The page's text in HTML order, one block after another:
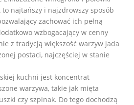
to najtańszy i najzdrowszy sposób
zachować ich pełną
wzbogacający w cenny
z tradycją większość warzyw jada
postaci, najczęściej w stanie
kuchni jest koncentrat
warzywa, takie jak mięta
czy szpinak. Do tego dochodzą